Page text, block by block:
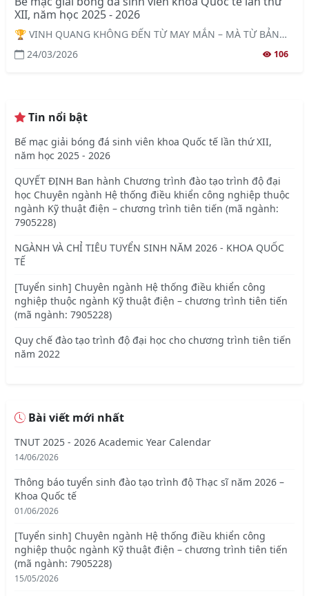
XII, năm học 2025 - 2026
🏆 VINH QUANG KHÔNG ĐẾN TỪ MAY MẮN – MÀ TỪ BẢN
LĨNH & NIỀM TIN 🏆 🔥 Chúc mừng K58AP – Nhà Vô địch
Giải bóng đá Sinh viên Khoa Quốc tế lần thứ XII, bảo vệ
24/03/2026 106
Tin nổi bật
Bế mạc giải bóng đá sinh viên khoa Quốc tế lần thứ XII,
năm học 2025 - 2026
QUYẾT ĐỊNH Ban hành Chương trình đào tạo trình độ đại
học Chuyên ngành Hệ thống điều khiển công nghiệp thuộc
ngành Kỹ thuật điện – chương trình tiên tiến (mã ngành:
7905228)
NGÀNH VÀ CHỈ TIÊU TUYỂN SINH NĂM 2026 - KHOA QUỐC
TẾ
[Tuyển sinh] Chuyên ngành Hệ thống điều khiển công
nghiệp thuộc ngành Kỹ thuật điện – chương trình tiên tiến
(mã ngành: 7905228)
Quy chế đào tạo trình độ đại học cho chương trình tiên tiến
năm 2022
Bài viết mới nhất
TNUT 2025 - 2026 Academic Year Calendar
14/06/2026
Thông báo tuyển sinh đào tạo trình độ Thạc sĩ năm 2026 –
Khoa Quốc tế
01/06/2026
[Tuyển sinh] Chuyên ngành Hệ thống điều khiển công
nghiệp thuộc ngành Kỹ thuật điện – chương trình tiên tiến
(mã ngành: 7905228)
15/05/2026